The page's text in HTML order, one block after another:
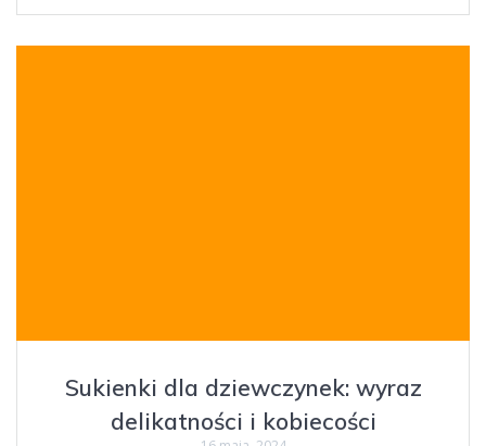
Sukienki dla dziewczynek: wyraz
delikatności i kobiecości